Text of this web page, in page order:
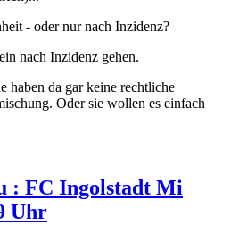
- oder nur nach Inzidenz?
nach Inzidenz gehen.
haben da gar keine rechtliche
Oder sie wollen es einfach
: FC Ingolstadt Mi
Uhr